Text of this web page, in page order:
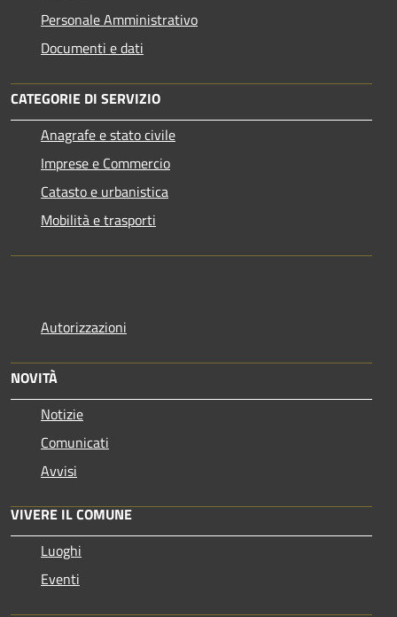
Personale Amministrativo
Documenti e dati
CATEGORIE DI SERVIZIO
Anagrafe e stato civile
Imprese e Commercio
Catasto e urbanistica
Mobilità e trasporti
Autorizzazioni
NOVITÀ
Notizie
Comunicati
Avvisi
VIVERE IL COMUNE
Luoghi
Eventi